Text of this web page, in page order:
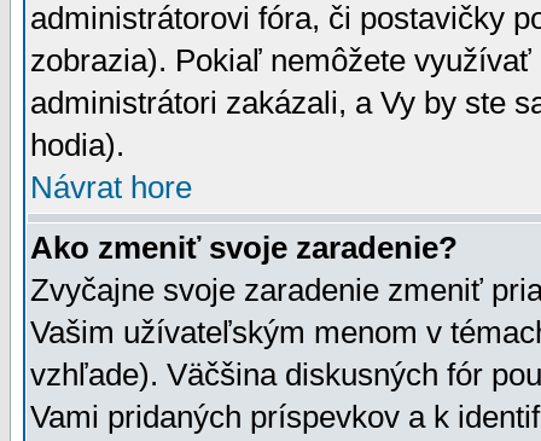
administrátorovi fóra, či postavičky
zobrazia). Pokiaľ nemôžete
administrátori zakázali, a Vy by ste
hodia).
Návrat hore
Ako zmeniť svoje zaradenie?
Zvyčajne svoje zaradenie zmeniť
Vašim užívateľským menom v
vzhľade). Väčšina diskusných fór
Vami pridaných príspevkov a k